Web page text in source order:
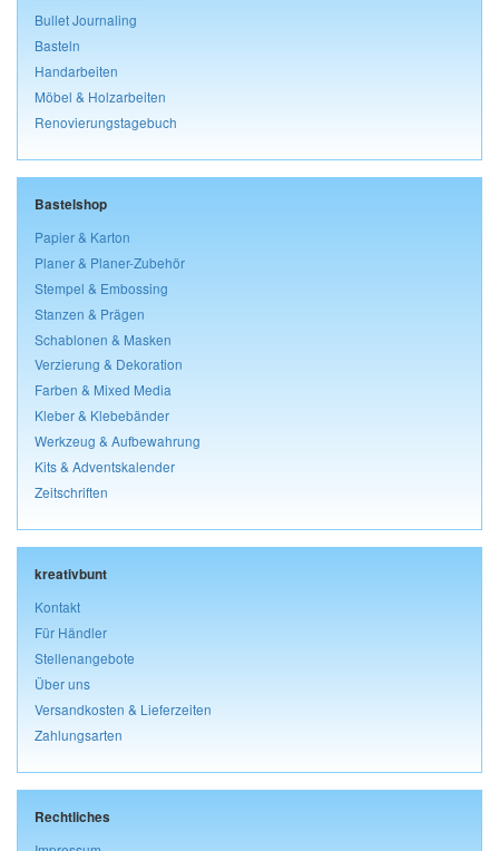
Bullet Journaling
Basteln
Handarbeiten
Möbel & Holzarbeiten
Renovierungstagebuch
Bastelshop
Papier & Karton
Planer & Planer-Zubehör
Stempel & Embossing
Stanzen & Prägen
Schablonen & Masken
Verzierung & Dekoration
Farben & Mixed Media
Kleber & Klebebänder
Werkzeug & Aufbewahrung
Kits & Adventskalender
Zeitschriften
kreativbunt
Kontakt
Für Händler
Stellenangebote
Über uns
Versandkosten & Lieferzeiten
Zahlungsarten
Rechtliches